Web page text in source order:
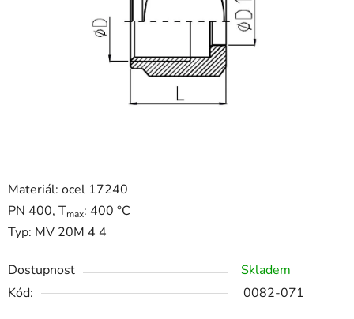
Materiál: ocel 17240
PN 400, Tmax: 400 °C
Typ: MV 20M 4 4
Dostupnost
Skladem
Kód:
0082-071